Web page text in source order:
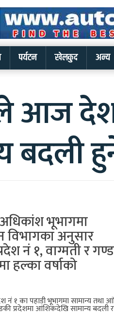
पर्यटन खेलकुद अन्य
आज
बदली
भूभागमा
विभागका अनुसार
नं १, वाग्मती र
हल्का वर्षाको
नं १ का पहाडी भूभागमा सामान्य तथा
प्रदेशमा आंशिकदेखि सामान्य बदली